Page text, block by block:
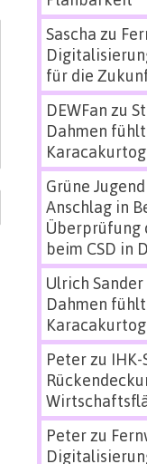
Sascha zu
für die
DEWFan zu
Dahmen
Grüne
Anschlag in
Überprüfung
beim CSD in
Ulrich Sander
Dahmen
Peterzu
Peterzu